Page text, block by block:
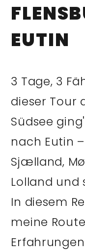
EUTIN
3 Tage, 3
dieser Tour
Südsee
nach Eutin
Sjælland,
Lolland und
In diesem
meine